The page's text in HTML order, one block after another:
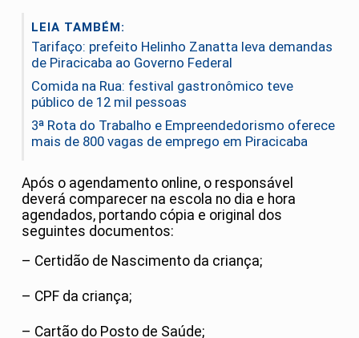
LEIA TAMBÉM:
Tarifaço: prefeito Helinho Zanatta leva demandas
de Piracicaba ao Governo Federal
Comida na Rua: festival gastronômico teve
público de 12 mil pessoas
3ª Rota do Trabalho e Empreendedorismo oferece
mais de 800 vagas de emprego em Piracicaba
Após o agendamento online, o responsável
deverá comparecer na escola no dia e hora
agendados, portando cópia e original dos
seguintes documentos:
– Certidão de Nascimento da criança;
– CPF da criança;
– Cartão do Posto de Saúde;